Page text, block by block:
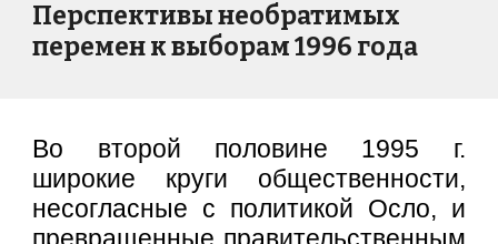
Перспективы необратимых
перемен к выборам 1996 года
Во второй половине 1995 г.
широкие круги общественности,
несогласные с политикой Осло, и